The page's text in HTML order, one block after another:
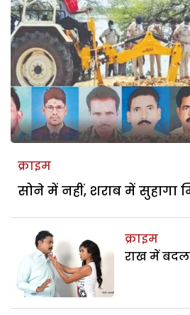
क्राइम
सोने में नहीं, शराब में सुहागा
क्राइम
राख में